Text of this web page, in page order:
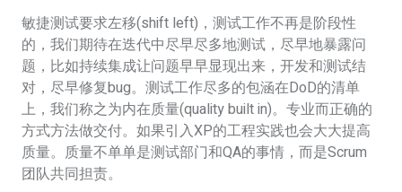
敏捷测试要求左移(shift left)，测试工作不再是阶段性
的，我们期待在迭代中尽早尽多地测试，尽早地暴露问
题，比如持续集成让问题早早显现出来，开发和测试结
对，尽早修复bug。测试工作尽多的包涵在DoD的清单
上，我们称之为内在质量(quality built in)。专业而正确的
方式方法做交付。如果引入XP的工程实践也会大大提高
质量。质量不单单是测试部门和QA的事情，而是Scrum
团队共同担责。